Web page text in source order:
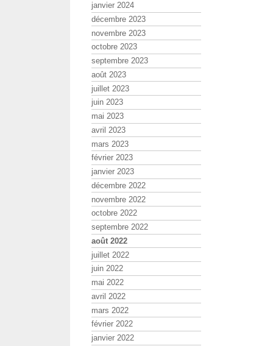
janvier 2024
décembre 2023
novembre 2023
octobre 2023
septembre 2023
août 2023
juillet 2023
juin 2023
mai 2023
avril 2023
mars 2023
février 2023
janvier 2023
décembre 2022
novembre 2022
octobre 2022
septembre 2022
août 2022
juillet 2022
juin 2022
mai 2022
avril 2022
mars 2022
février 2022
janvier 2022